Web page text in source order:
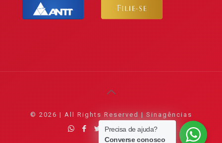
© 2026 | All Rights Reserved | Sinagências
Precisa de ajuda?
Converse conosco